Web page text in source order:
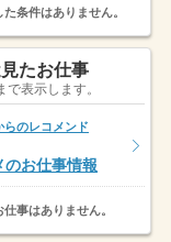
条件はありません。
たお仕事
で表示します。
らのレコメンド
のお仕事情報
事はありません。